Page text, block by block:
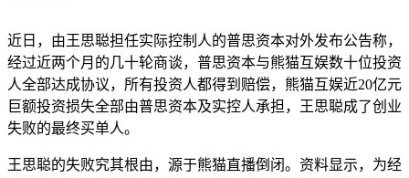
近日，由王思聪担任实际控制人的普思资本对外发布公告称，
经过近两个月的几十轮商谈，普思资本与熊猫互娱数十位投资
人全部达成协议，所有投资人都得到赔偿，熊猫互娱近20亿元
巨额投资损失全部由普思资本及实控人承担，王思聪成了创业
失败的最终买单人。
王思聪的失败究其根由，源于熊猫直播倒闭。资料显示，为经